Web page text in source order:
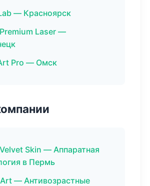
— Красноярск
Laser —
Pro — Омск
Skin — Аппаратная
в Пермь
— Антивозрастные